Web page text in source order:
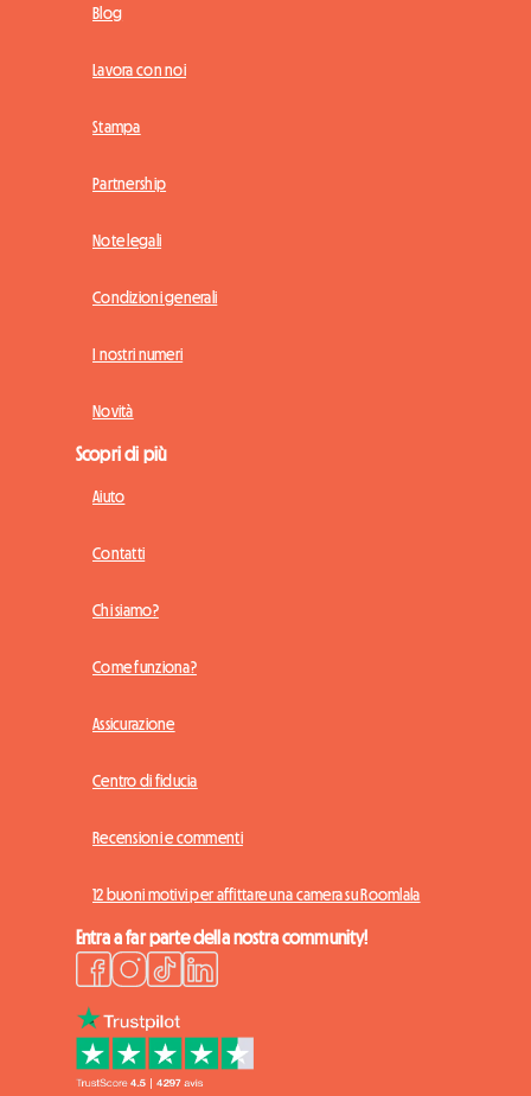
Blog
Lavora con noi
Stampa
Partnership
Note legali
Condizioni generali
I nostri numeri
Novità
Scopri di più
Aiuto
Contatti
Chi siamo?
Come funziona?
Assicurazione
Centro di fiducia
Recensioni e commenti
12 buoni motivi per affittare una camera su Roomlala
Entra a far parte della nostra community!